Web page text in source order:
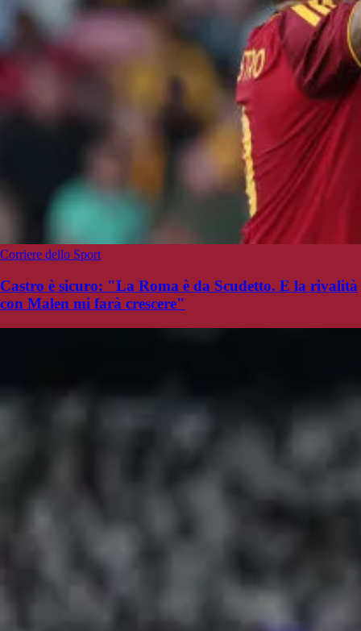
Corriere dello Sport
Castro è sicuro: "La Roma è da Scudetto. E la rivalità
con Malen mi farà crescere"